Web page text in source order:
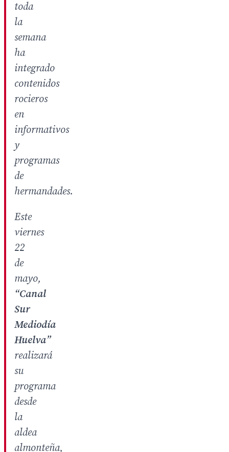
toda
la
semana
ha
integrado
contenidos
rocieros
en
informativos
y
programas
de
hermandades.
Este
viernes
22
de
mayo,
“Canal
Sur
Mediodía
Huelva”
realizará
su
programa
desde
la
aldea
almonteña,